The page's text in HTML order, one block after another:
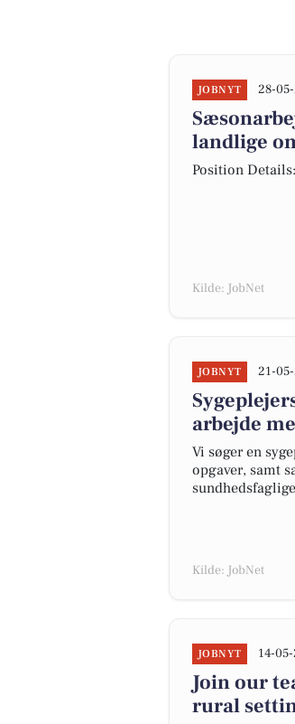
JOBNYT 28-
landlige
Position Details:
Kilde: JobNet
JOBNYT 21-
arbejde
Vi søger en
opgaver, samt
Kilde: JobNet
JOBNYT 14-
Join our
rural